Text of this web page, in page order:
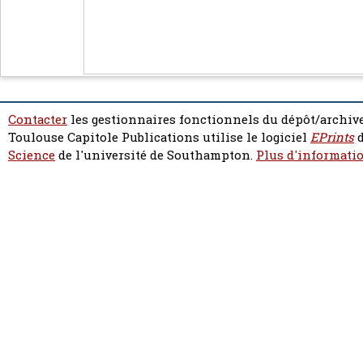
Contacter les gestionnaires fonctionnels du dépôt/
Toulouse Capitole Publications utilise le logiciel EPrints
Sciencede l'université de Southampton. Plus